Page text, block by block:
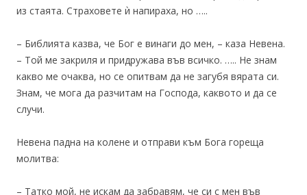
из стаята. Страховете ѝ напираха, но …..
– Библията казва, че Бог е винаги до мен, – каза Невена.
– Той ме закриля и придружава във всичко. ….. Не знам
какво ме очаква, но се опитвам да не загубя вярата си.
Знам, че мога да разчитам на Господа, каквото и да се
случи.
Невена падна на колене и отправи към Бога гореща
молитва:
– Татко мой, не искам да забравям, че си с мен във